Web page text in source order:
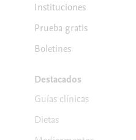
Instituciones
Prueba gratis
Boletines
Destacados
Guías clínicas
Dietas